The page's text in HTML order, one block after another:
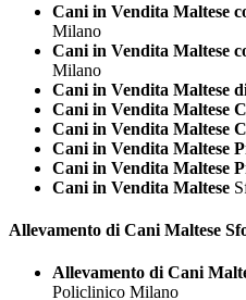
Cani in Vendita Maltese
Milano
Cani in Vendita Maltese
Milano
Cani in Vendita Maltese
Cani in Vendita Maltese
Cani in Vendita Maltese
Cani in Vendita Maltese
Cani in Vendita Maltese
Cani in Vendita Maltese
Allevamento di Cani Maltese
Allevamento di Cani
Policlinico Milano